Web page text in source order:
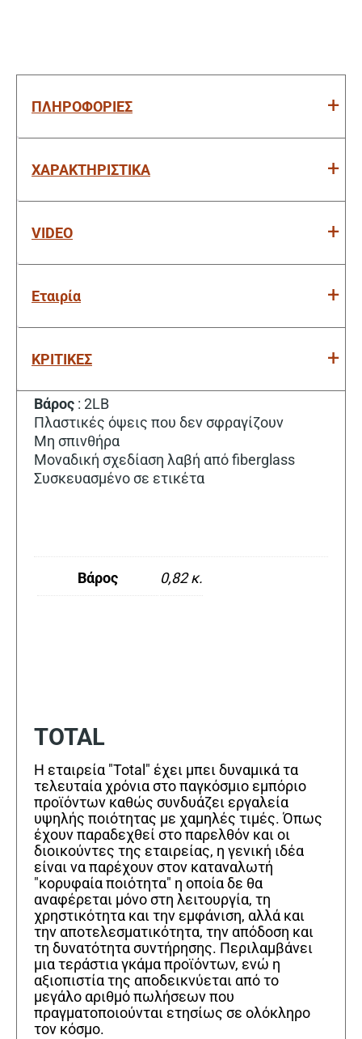
ΠΛΗΡΟΦΟΡΙΕΣ
ΧΑΡΑΚΤΗΡΙΣΤΙΚΑ
VIDEO
Εταιρία
ΚΡΙΤΙΚΕΣ
Βάρος : 2LB
Πλαστικές όψεις που δεν σφραγίζουν
Μη σπινθήρα
Μοναδική σχεδίαση λαβή από fiberglass
Συσκευασμένο σε ετικέτα
Βάρος 0,82 κ.
TOTAL
Η εταιρεία "Total" έχει μπει δυναμικά τα
τελευταία χρόνια στο παγκόσμιο εμπόριο
προϊόντων καθώς συνδυάζει εργαλεία
υψηλής ποιότητας με χαμηλές τιμές. Όπως
έχουν παραδεχθεί στο παρελθόν και οι
διοικούντες της εταιρείας, η γενική ιδέα
είναι να παρέχουν στον καταναλωτή
"κορυφαία ποιότητα" η οποία δε θα
αναφέρεται μόνο στη λειτουργία, τη
χρηστικότητα και την εμφάνιση, αλλά και
την αποτελεσματικότητα, την απόδοση και
τη δυνατότητα συντήρησης. Περιλαμβάνει
μια τεράστια γκάμα προϊόντων, ενώ η
αξιοπιστία της αποδεικνύεται από το
μεγάλο αριθμό πωλήσεων που
πραγματοποιούνται ετησίως σε ολόκληρο
τον κόσμο.